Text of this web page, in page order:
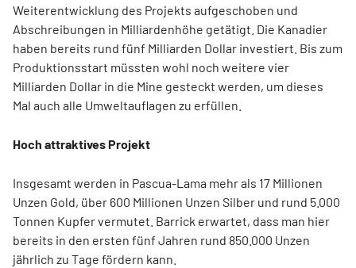
Weiterentwicklung des Projekts aufgeschoben und
Abschreibungen in Milliardenhöhe getätigt. Die Kanadier
haben bereits rund fünf Milliarden Dollar investiert. Bis zum
Produktionsstart müssten wohl noch weitere vier
Milliarden Dollar in die Mine gesteckt werden, um dieses
Mal auch alle Umweltauflagen zu erfüllen.
Hoch attraktives Projekt
Insgesamt werden in Pascua-Lama mehr als 17 Millionen
Unzen Gold, über 600 Millionen Unzen Silber und rund 5.000
Tonnen Kupfer vermutet. Barrick erwartet, dass man hier
bereits in den ersten fünf Jahren rund 850.000 Unzen
jährlich zu Tage fördern kann.